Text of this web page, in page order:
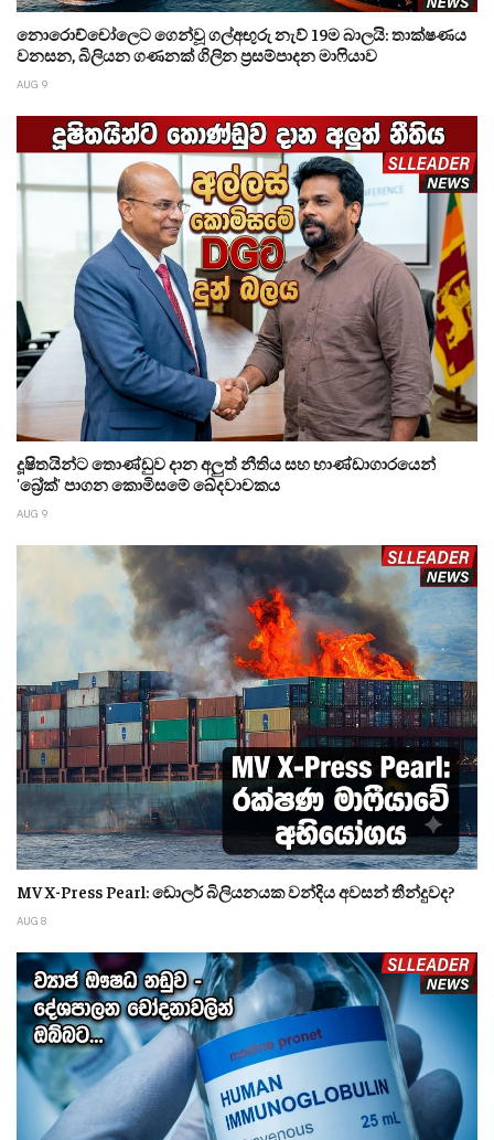
නොරොච්චෝලෙට ගෙන්වූ ගල්අඟුරු නැව් 19ම බාලයි: තාක්ෂණය
වනසන, බිලියන ගණනක් ගිලින ප්‍රසම්පාදන මාෆියාව
AUG 9
දූෂිතයින්ට තොණ්ඩුව දාන අලුත් නීතිය සහ භාණ්ඩාගාරයෙන්
'බ්‍රේක්' පාගන කොමිසමේ ඛේදවාචකය
AUG 9
MV X-Press Pearl: ඩොලර් බිලියනයක වන්දිය අවසන් තීන්දුවද?
AUG 8